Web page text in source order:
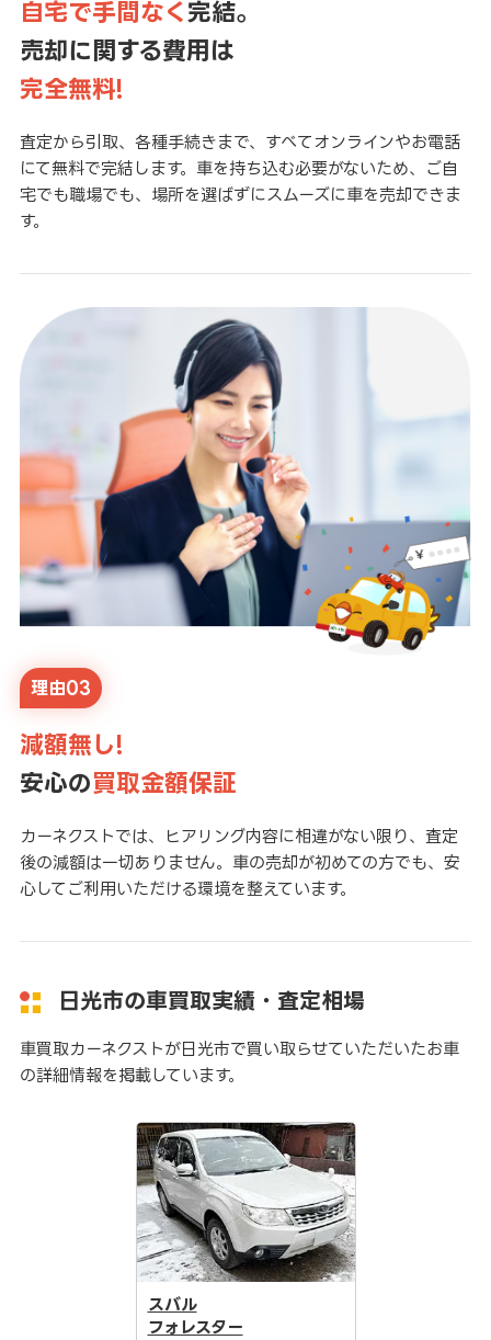
自宅で手間なく 完結。
売却に関する費用は
完全無料!
査定から引取、各種手続きまで、すべてオンラインやお電話
にて無料で完結します。車を持ち込む必要がないため、ご自
宅でも職場でも、場所を選ばずにスムーズに車を売却できま
す。
理由03
減額無し!
安心の買取金額保証
カーネクストでは、ヒアリング内容に相違がない限り、査定
後の減額は一切ありません。車の売却が初めての方でも、安
心してご利用いただける環境を整えています。
日光市の車買取実績・査定相場
車買取カーネクストが日光市で買い取らせていただいたお車
の詳細情報を掲載しています。
スバル
フォレスター